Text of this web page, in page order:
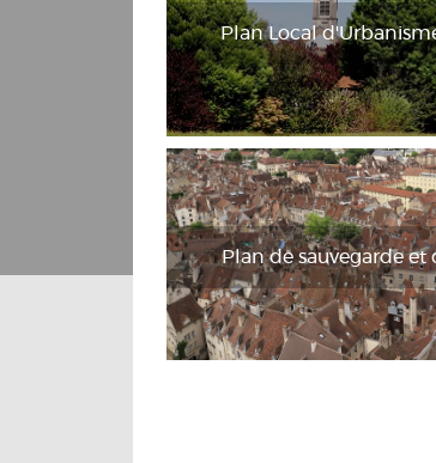
Plan Local
Plan de sauvegarde et